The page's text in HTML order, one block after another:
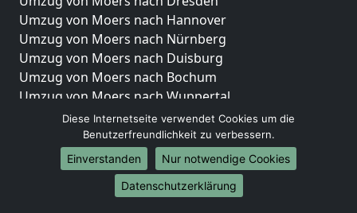
Umzug von Moers nach Hannover
Umzug von Moers nach Nürnberg
Umzug von Moers nach Duisburg
Umzug von Moers nach Bochum
Umzug von Moers nach Wuppertal
Umzug von Moers nach Bielefeld
Umzug von Moers nach Bonn
Umzug von Moers nach Münster
Internationale-Umzüge
Diese Internetseite verwendet Cookies um die
Benutzerfreundlichkeit zu verbessern.
Einverstanden
Nur notwendige Cookies
Datenschutzerklärung